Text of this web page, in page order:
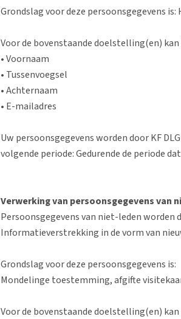
Grondslag voor deze persoonsgegevens is:
Voor de bovenstaande doelstelling(en) kan
• Voornaam
• Tussenvoegsel
• Achternaam
• E-mailadres
Uw persoonsgegevens worden door KF
volgende periode: Gedurende de periode
Verwerking van persoonsgegevens van
Persoonsgegevens van niet-leden worden
Informatieverstrekking in de vorm van
Grondslag voor deze persoonsgegevens is:
Mondelinge toestemming, afgifte
Voor de bovenstaande doelstelling(en) kan